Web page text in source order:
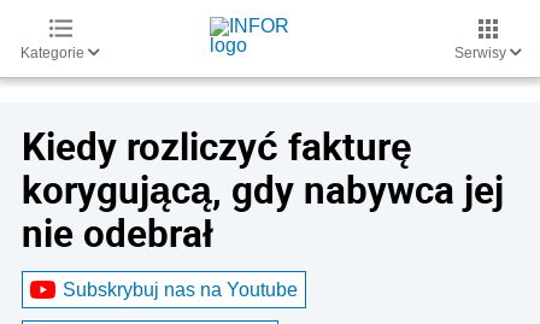
Kategorie Serwisy
Kiedy rozliczyć fakturę
korygującą, gdy nabywca jej
nie odebrał
Subskrybuj nas na Youtube